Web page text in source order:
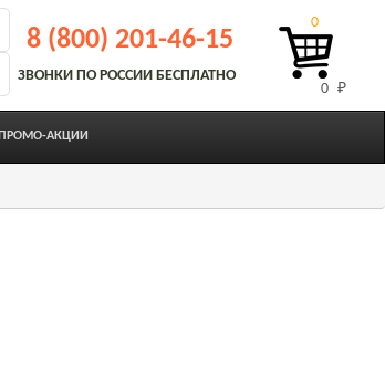
8 (800) 201-46-15
ЗВОНКИ ПО РОССИИ БЕСПЛАТНО
0 ₽
0
ПРОМО-АКЦИИ